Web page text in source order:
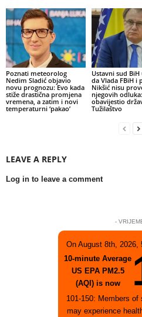
Poznati meteorolog
Nedim Sladić objavio
novu prognozu: Evo kada
stiže drastična promjena
vremena, a zatim i novi
temperaturni ‘pakao’
Ustavni sud
da Vlada FBiH i
Nikšić nisu
njegovih
obavijestio
Tužilaštvo
LEAVE A REPLY
Log in to leave a comment
-
On August 8th, 2026,
10-minute Average
US EPA PM2.5
(AQI) is now
101-150: Members of
may experience